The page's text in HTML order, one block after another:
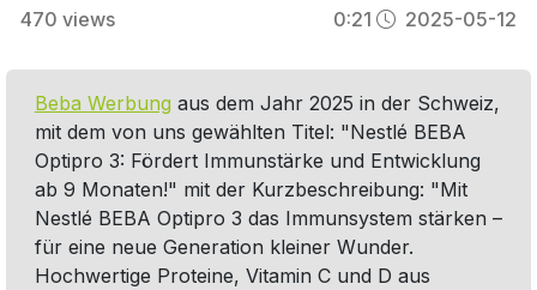
470 views 0:21 2025-05-12
Beba Werbung aus dem Jahr 2025 in der Schweiz,
mit dem von uns gewählten Titel: "Nestlé BEBA
Optipro 3: Fördert Immunstärke und Entwicklung
ab 9 Monaten!" mit der Kurzbeschreibung: "Mit
Nestlé BEBA Optipro 3 das Immunsystem stärken –
für eine neue Generation kleiner Wunder.
Hochwertige Proteine, Vitamin C und D aus